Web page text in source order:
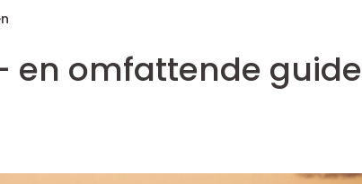
en omfattende guide